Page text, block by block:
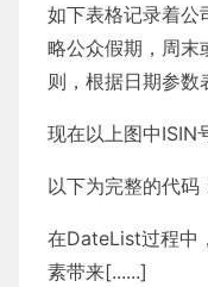
如下表格记录着公
略公众假期，周末
则，根据日期参数
现在以上图中ISIN
以下为完整的代码
在DateList过程中
素带来[......]